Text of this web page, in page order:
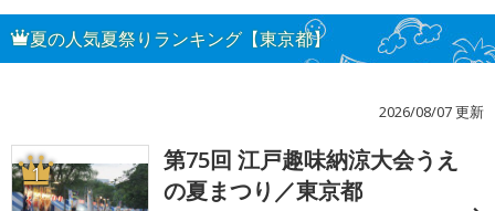
夏の人気夏祭りランキング【東京都】
2026/08/07 更新
1
第75回 江戸趣味納涼大会うえ
の夏まつり／東京都